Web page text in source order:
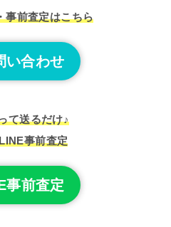
事前査定はこちら
い合わせ
て送るだけ♪
事前査定
事前査定